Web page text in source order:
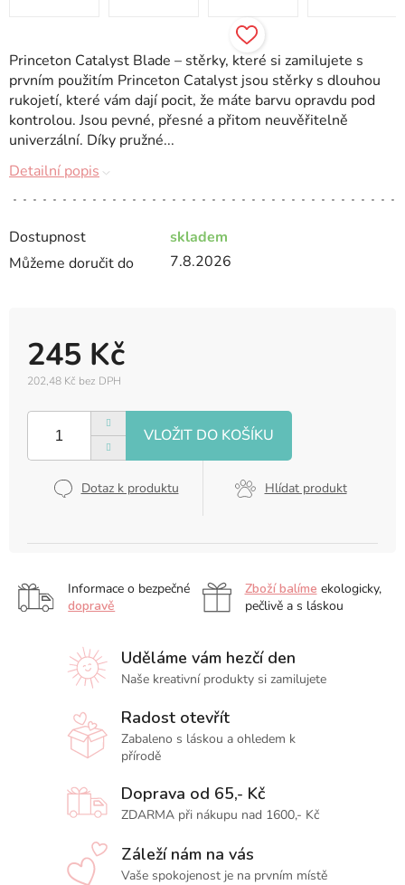
Dostupnost
skladem
Můžeme doručit do
7.8.2026
245 Kč
202,48 Kč bez DPH
cena:
Dotaz k produktu Hlídat produkt
Princeton Catalyst Blade – stěrky, které si zamilujete s
prvním použitím Princeton Catalyst jsou stěrky s dlouhou
rukojetí, které vám dají pocit, že máte barvu opravdu pod
kontrolou. Jsou pevné, přesné a přitom neuvěřitelně
univerzální. Díky pružné...
Detailní popis
Informace o bezpečné
dopravě
Zboží balíme ekologicky,
pečlivě a s láskou
Uděláme vám hezčí den
Naše kreativní produkty si zamilujete
Radost otevřít
Zabaleno s láskou a ohledem k
přírodě
Doprava od 65,- Kč
ZDARMA při nákupu nad 1600,- Kč
Záleží nám na vás
Vaše spokojenost je na prvním místě